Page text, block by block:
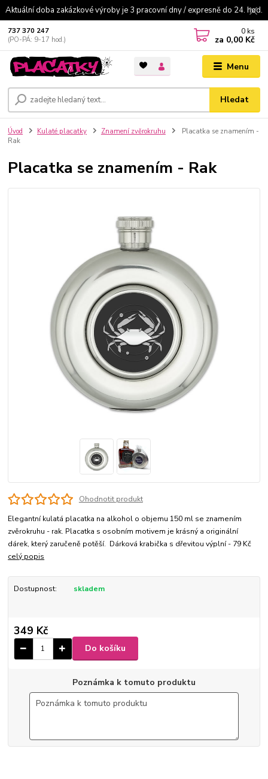
Aktuální doba zakázkové výroby je 3 pracovní dny / expresně do 24. hod.
Menu
Hledat
737 370 247
(PO-PÁ: 9-17 hod.)
0 ks
za 0,00 Kč
Úvod Kulaté placatky Znamení zvěrokruhu
Placatka se znamením -
Rak
Placatka se znamením - Rak
Ohodnotit produkt
Elegantní kulatá placatka na alkohol o objemu 150 ml se znamením
zvěrokruhu - rak. Placatka s osobním motivem je krásný a originální
dárek, který zaručeně potěší. Dárková krabička s dřevitou výplní - 79 Kč
celý popis
Dostupnost: skladem
349 Kč
Do košíku
Poznámka k tomuto produktu